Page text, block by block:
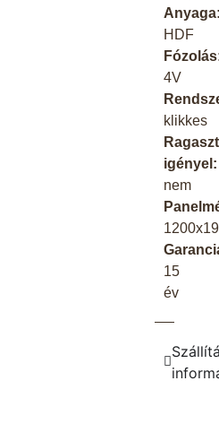
HDF
4V
klikkes
igényel:
nem
15
év